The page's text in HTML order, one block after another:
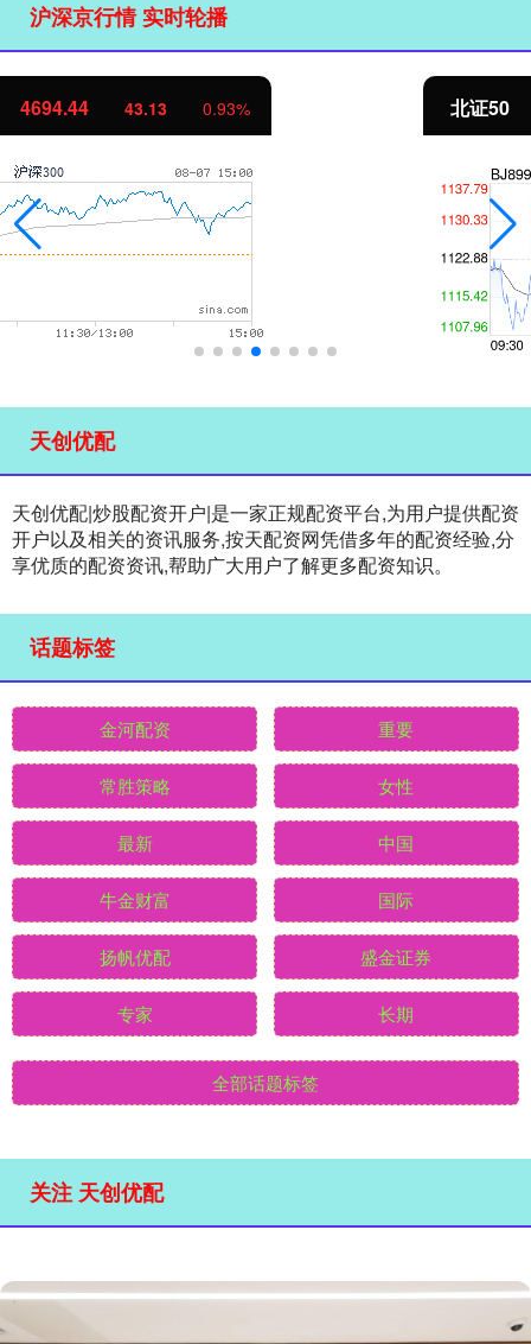
沪深京行情 实时轮播
北证50 1134.24
天创优配
天创优配|炒股配资开户|是一家正规配资平台,为用户提供配资
开户以及相关的资讯服务,按天配资网凭借多年的配资经验,分
享优质的配资资讯,帮助广大用户了解更多配资知识。
话题标签
金河配资 重要
常胜策略 女性
最新 中国
牛金财富 国际
扬帆优配 盛金证券
专家 长期
全部话题标签
关注 天创优配